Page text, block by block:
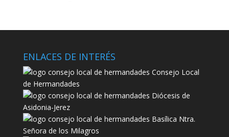
ENLACES DE INTERÉS
Consejo Local
de Hermandades
Diócesis de
Asidonia-Jerez
Basílica Ntra.
Señora de los Milagros